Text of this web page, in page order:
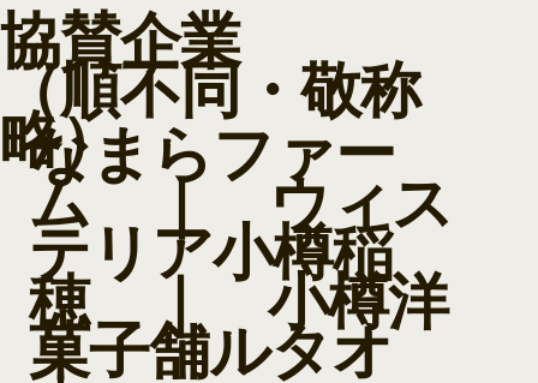
協賛企業
（順不同・敬称
略）
なまらファー
ム｜ ウィス
テリア小樽稲
穂｜小樽洋
菓子舗ルタオ